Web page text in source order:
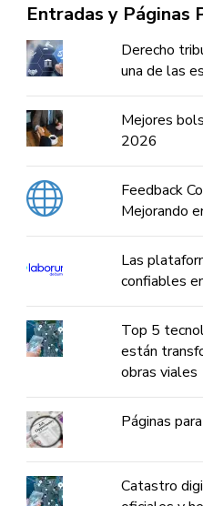
Entradas y Páginas
Derecho
una de las
Mejores
2026
Feedback
Mejorando
Las
confiables
Top 5
están
obras viales
Páginas
Catastro